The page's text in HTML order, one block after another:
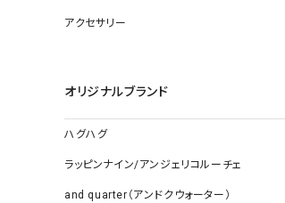
アクセサリー
オリジナルブランド
ハグハグ
ラッピンナイン/アンジェリコルーチェ
and quarter（アンドクウォーター）